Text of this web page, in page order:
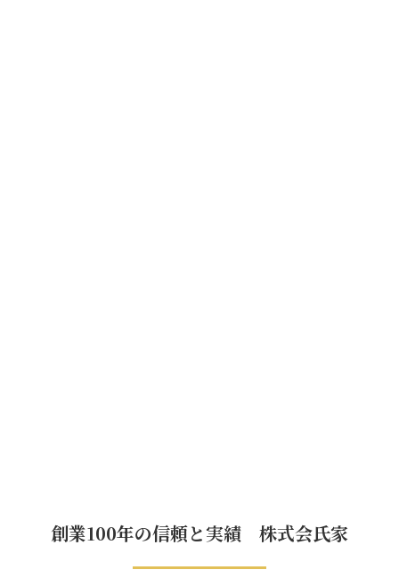
創業100年の信頼と実績 株式会氏家